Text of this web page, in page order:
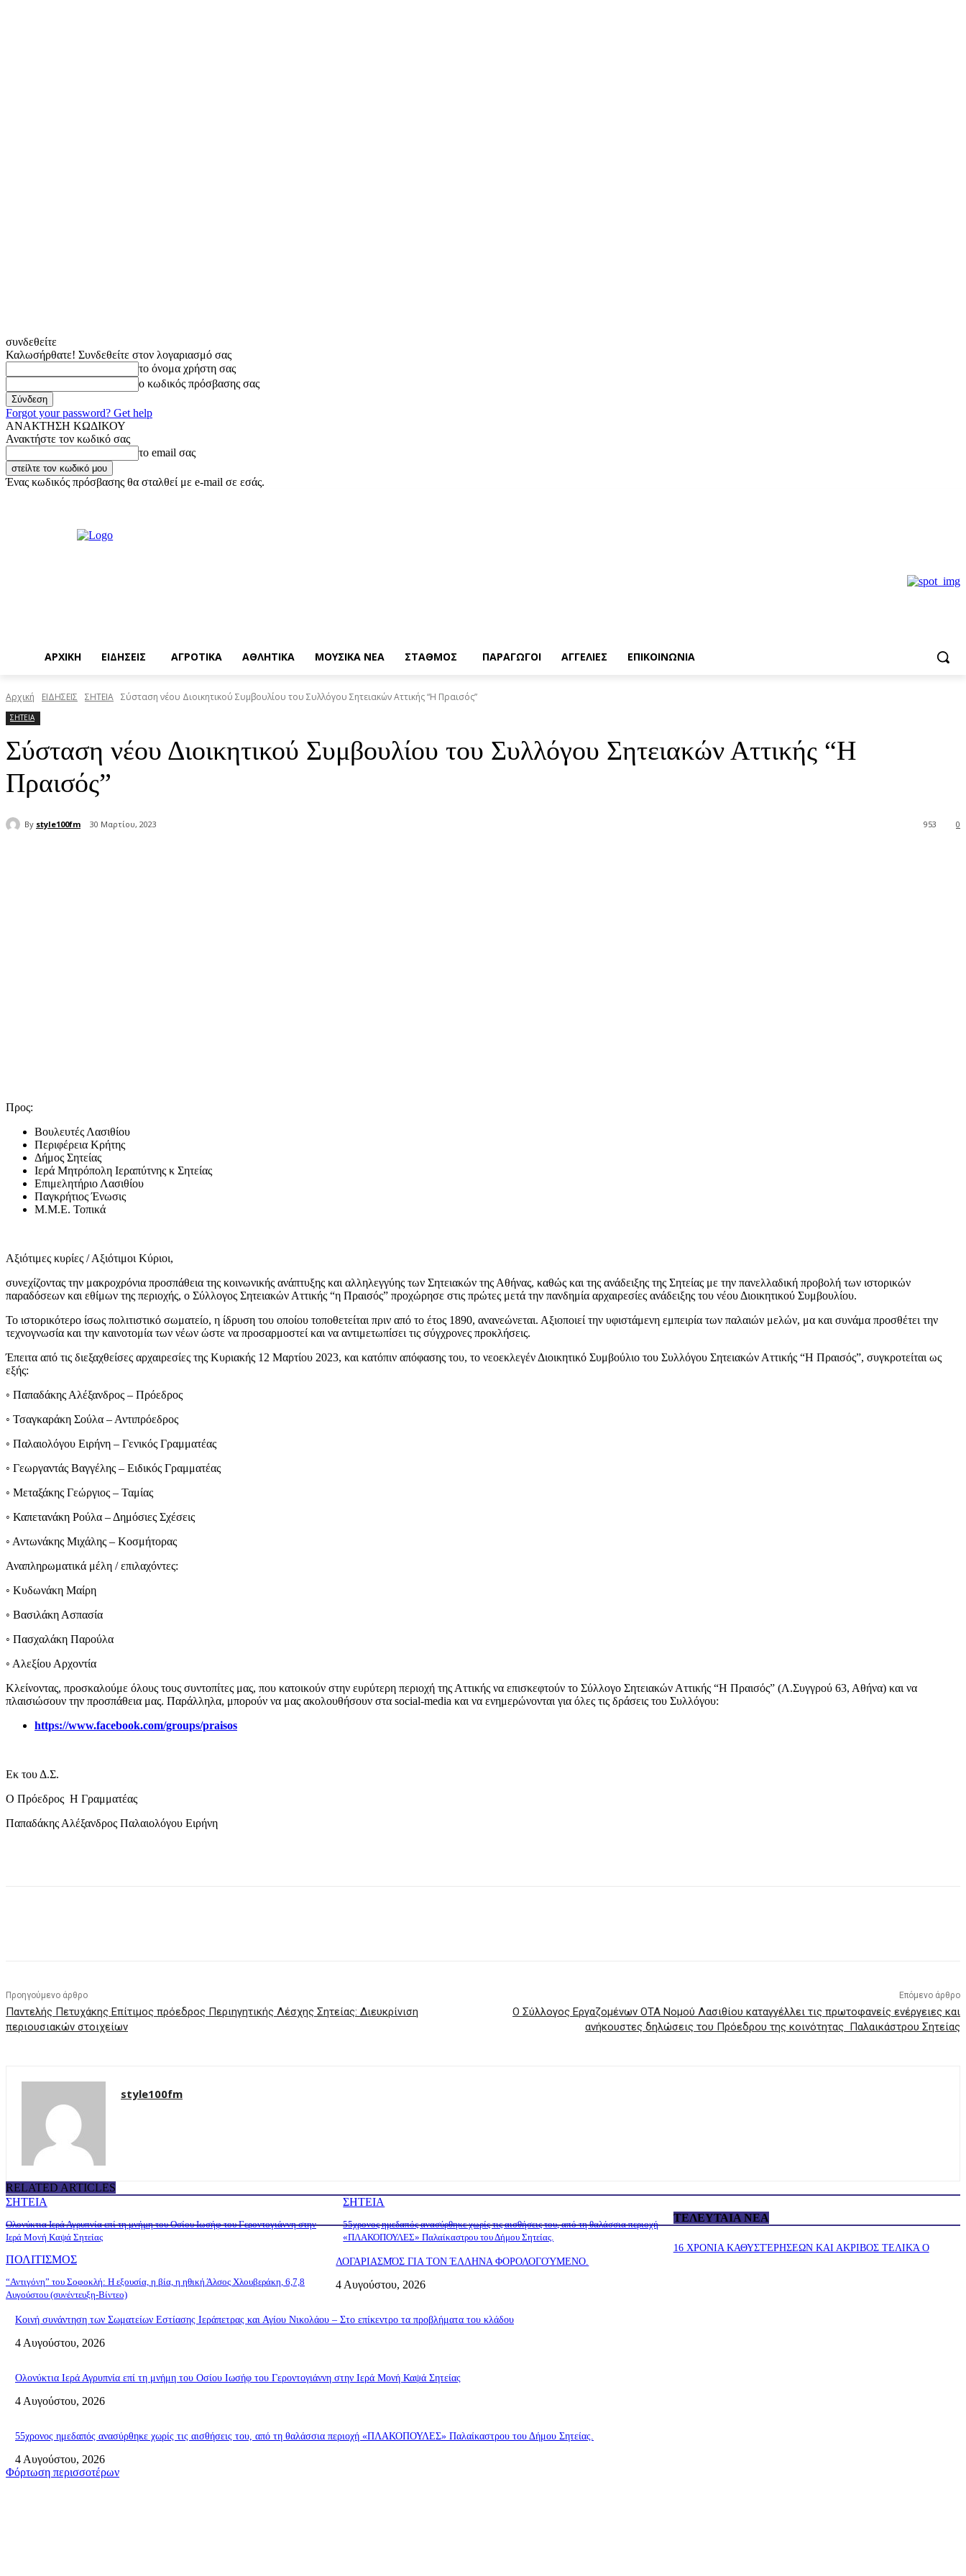
συνδεθείτε
Καλωσήρθατε! Συνδεθείτε στον λογαριασμό σας
το όνομα χρήστη σας
ο κωδικός πρόσβασης σας
Forgot your password? Get help
ΑΝΑΚΤΗΣΗ ΚΩΔΙΚΟΥ
Ανακτήστε τον κωδικό σας
το email σας
Ένας κωδικός πρόσβασης θα σταλθεί με e-mail σε εσάς.
ΑΡΧΙΚΗ ΕΙΔΗΣΕΙΣ ΑΓΡΟΤΙΚΑ ΑΘΛΗΤΙΚΑ ΜΟΥΣΙΚΑ ΝΕΑ ΣΤΑΘΜΟΣ ΠΑΡΑΓΩΓΟΙ ΑΓΓΕΛΙΕΣ ΕΠΙΚΟΙΝΩΝΙΑ
Αρχική ΕΙΔΗΣΕΙΣ ΣΗΤΕΙΑ Σύσταση νέου Διοικητικού Συμβουλίου του Συλλόγου Σητειακών Αττικής “Η Πραισός”
ΣΗΤΕΙΑ
Σύσταση νέου Διοικητικού Συμβουλίου του Συλλόγου Σητειακών Αττικής “Η
Πραισός”
By style100fm 30 Μαρτίου, 2023 0
953
Προς:
Βουλευτές Λασιθίου
Περιφέρεια Κρήτης
Δήμος Σητείας
Ιερά Μητρόπολη Ιεραπύτνης κ Σητείας
Επιμελητήριο Λασιθίου
Παγκρήτιος Ένωσις
Μ.Μ.Ε. Τοπικά
Αξιότιμες κυρίες / Αξιότιμοι Κύριοι,
συνεχίζοντας την μακροχρόνια προσπάθεια της κοινωνικής ανάπτυξης και αλληλεγγύης των Σητειακών της Αθήνας, καθώς και της ανάδειξης της Σητείας με την πανελλαδική προβολή των ιστορικών
παραδόσεων και εθίμων της περιοχής, ο Σύλλογος Σητειακών Αττικής “η Πραισός” προχώρησε στις πρώτες μετά την πανδημία αρχαιρεσίες ανάδειξης του νέου Διοικητικού Συμβουλίου.
Το ιστορικότερο ίσως πολιτιστικό σωματείο, η ίδρυση του οποίου τοποθετείται πριν από το έτος 1890, ανανεώνεται. Αξιοποιεί την υφιστάμενη εμπειρία των παλαιών μελών, μα και συνάμα προσθέτει την
τεχνογνωσία και την καινοτομία των νέων ώστε να προσαρμοστεί και να αντιμετωπίσει τις σύγχρονες προκλήσεις.
Έπειτα από τις διεξαχθείσες αρχαιρεσίες της Κυριακής 12 Μαρτίου 2023, και κατόπιν απόφασης του, το νεοεκλεγέν Διοικητικό Συμβούλιο του Συλλόγου Σητειακών Αττικής “Η Πραισός”, συγκροτείται ως
εξής:
◦ Παπαδάκης Αλέξανδρος – Πρόεδρος
◦ Τσαγκαράκη Σούλα – Αντιπρόεδρος
◦ Παλαιολόγου Ειρήνη – Γενικός Γραμματέας
◦ Γεωργαντάς Βαγγέλης – Ειδικός Γραμματέας
◦ Μεταξάκης Γεώργιος – Ταμίας
◦ Καπετανάκη Ρούλα – Δημόσιες Σχέσεις
◦ Αντωνάκης Μιχάλης – Κοσμήτορας
Αναπληρωματικά μέλη / επιλαχόντες:
◦ Κυδωνάκη Μαίρη
◦ Βασιλάκη Ασπασία
◦ Πασχαλάκη Παρούλα
◦ Αλεξίου Αρχοντία
Κλείνοντας, προσκαλούμε όλους τους συντοπίτες μας, που κατοικούν στην ευρύτερη περιοχή της Αττικής να επισκεφτούν το Σύλλογο Σητειακών Αττικής “Η Πραισός” (Λ.Συγγρού 63, Αθήνα) και να
πλαισιώσουν την προσπάθεια μας. Παράλληλα, μπορούν να μας ακολουθήσουν στα social-media και να ενημερώνονται για όλες τις δράσεις του Συλλόγου:
https://www.facebook.com/groups/praisos
Εκ του Δ.Σ.
Ο Πρόεδρος Η Γραμματέας
Παπαδάκης Αλέξανδρος Παλαιολόγου Ειρήνη
Προηγούμενο άρθρο
Παντελής Πετυχάκης Επίτιμος πρόεδρος Περιηγητικής Λέσχης Σητείας: Διευκρίνιση
περιουσιακών στοιχείων
Επόμενο άρθρο
Ο Σύλλογος Εργαζομένων ΟΤΑ Νομού Λασιθίου καταγγέλλει τις πρωτοφανείς ενέργειες και
ανήκουστες δηλώσεις του Πρόεδρου της κοινότητας Παλαικάστρου Σητείας
style100fm
RELATED ARTICLES
ΣΗΤΕΙΑ
Ολονύκτια Ιερά Αγρυπνία επί τη μνήμη του Οσίου Ιωσήφ του Γεροντογιάννη στην
Ιερά Μονή Καψά Σητείας
ΣΗΤΕΙΑ
55χρονος ημεδαπός ανασύρθηκε χωρίς τις αισθήσεις του, από τη θαλάσσια περιοχή
«ΠΛΑΚΟΠΟΥΛΕΣ» Παλαίκαστρου του Δήμου Σητείας.
ΠΟΛΙΤΙΣΜΟΣ
“Αντιγόνη” του Σοφοκλή: Η εξουσία, η βία, η ηθική Άλσος Χλουβεράκη, 6,7,8
Αυγούστου (συνέντευξη-Βίντεο)
ΤΕΛΕΥΤΑΊΑ ΝΈΑ
16 ΧΡΟΝΙΑ ΚΑΘΥΣΤΈΡΗΣΕΩΝ ΚΑΙ ΑΚΡΙΒΟΣ ΤΕΛΙΚΆ Ο
ΛΟΓΑΡΙΑΣΜΌΣ ΓΙΑ ΤΟΝ ΈΛΛΗΝΑ ΦΟΡΟΛΟΓΟΎΜΕΝΟ.
4 Αυγούστου, 2026
Κοινή συνάντηση των Σωματείων Εστίασης Ιεράπετρας και Αγίου Νικολάου – Στο επίκεντρο τα προβλήματα του κλάδου
4 Αυγούστου, 2026
Ολονύκτια Ιερά Αγρυπνία επί τη μνήμη του Οσίου Ιωσήφ του Γεροντογιάννη στην Ιερά Μονή Καψά Σητείας
4 Αυγούστου, 2026
55χρονος ημεδαπός ανασύρθηκε χωρίς τις αισθήσεις του, από τη θαλάσσια περιοχή «ΠΛΑΚΟΠΟΥΛΕΣ» Παλαίκαστρου του Δήμου Σητείας.
4 Αυγούστου, 2026
Φόρτωση περισσοτέρων